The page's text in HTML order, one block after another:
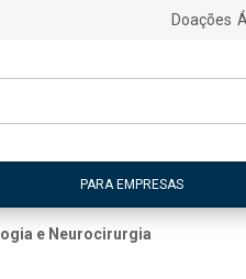
Doações
PARA EMPRESAS
e Neurocirurgia